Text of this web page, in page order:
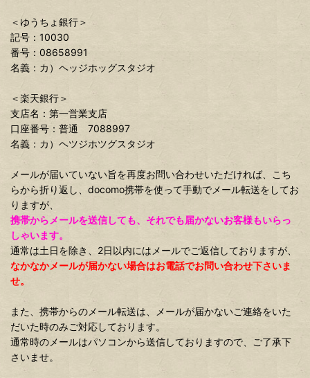
＜ゆうちょ銀行＞
記号：10030
番号：08658991
名義：カ）ヘッジホッグスタジオ
＜楽天銀行＞
支店名：第一営業支店
口座番号：普通 7088997
名義：カ）ヘツジホツグスタジオ
メールが届いていない旨を再度お問い合わせいただければ、こち
らから折り返し、docomo携帯を使って手動でメール転送をしてお
りますが、
携帯からメールを送信しても、それでも届かないお客様もいらっ
しゃいます。
通常は土日を除き、2日以内にはメールでご返信しておりますが、
なかなかメールが届かない場合はお電話でお問い合わせ下さいま
せ。
また、携帯からのメール転送は、メールが届かないご連絡をいた
だいた時のみご対応しております。
通常時のメールはパソコンから送信しておりますので、ご了承下
さいませ。